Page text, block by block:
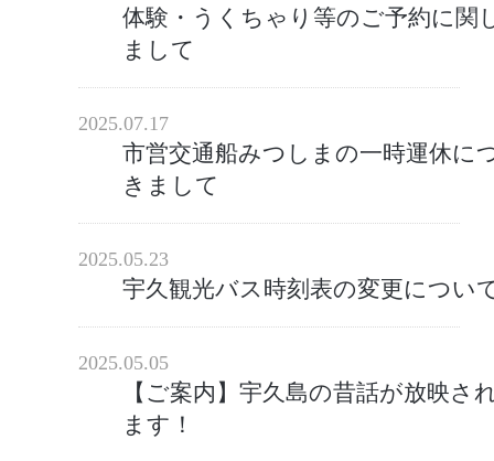
体験・うくちゃり等のご予約に関
まして
2025.07.17
市営交通船みつしまの一時運休に
きまして
2025.05.23
宇久観光バス時刻表の変更につい
2025.05.05
【ご案内】宇久島の昔話が放映さ
ます！